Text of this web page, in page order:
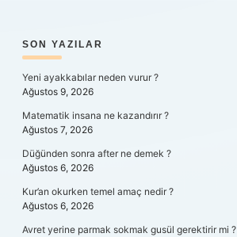
SIDEBAR
SON YAZILAR
Yeni ayakkabılar neden vurur ?
Ağustos 9, 2026
Matematik insana ne kazandırır ?
Ağustos 7, 2026
Düğünden sonra after ne demek ?
Ağustos 6, 2026
Kur’an okurken temel amaç nedir ?
Ağustos 6, 2026
Avret yerine parmak sokmak gusül gerektirir mi ?